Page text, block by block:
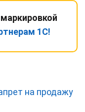
1С!
на продажу